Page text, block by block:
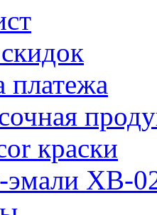
платежа
краски
эмали ХВ-